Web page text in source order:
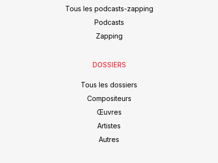
Tous les podcasts-zapping
Podcasts
Zapping
DOSSIERS
Tous les dossiers
Compositeurs
Œuvres
Artistes
Autres